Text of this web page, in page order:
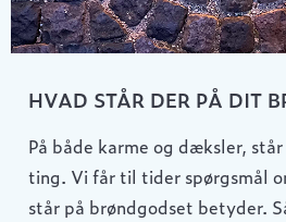
HVAD STÅR DER PÅ DIT
På både karme og dæksler,
ting. Vi får til tider spørgsmål
står på brøndgodset betyder.